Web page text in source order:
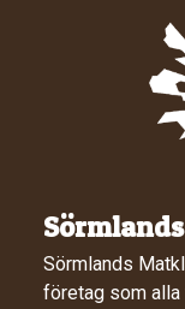
Sörmlands
företag som alla